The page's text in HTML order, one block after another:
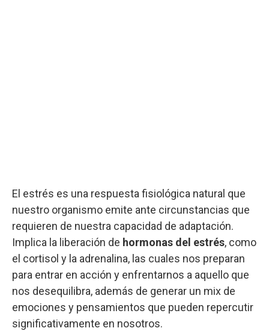
El estrés es una respuesta fisiológica natural que
nuestro organismo emite ante circunstancias que
requieren de nuestra capacidad de adaptación.
Implica la liberación de hormonas del estrés, como
el cortisol y la adrenalina, las cuales nos preparan
para entrar en acción y enfrentarnos a aquello que
nos desequilibra, además de generar un mix de
emociones y pensamientos que pueden repercutir
significativamente en nosotros.